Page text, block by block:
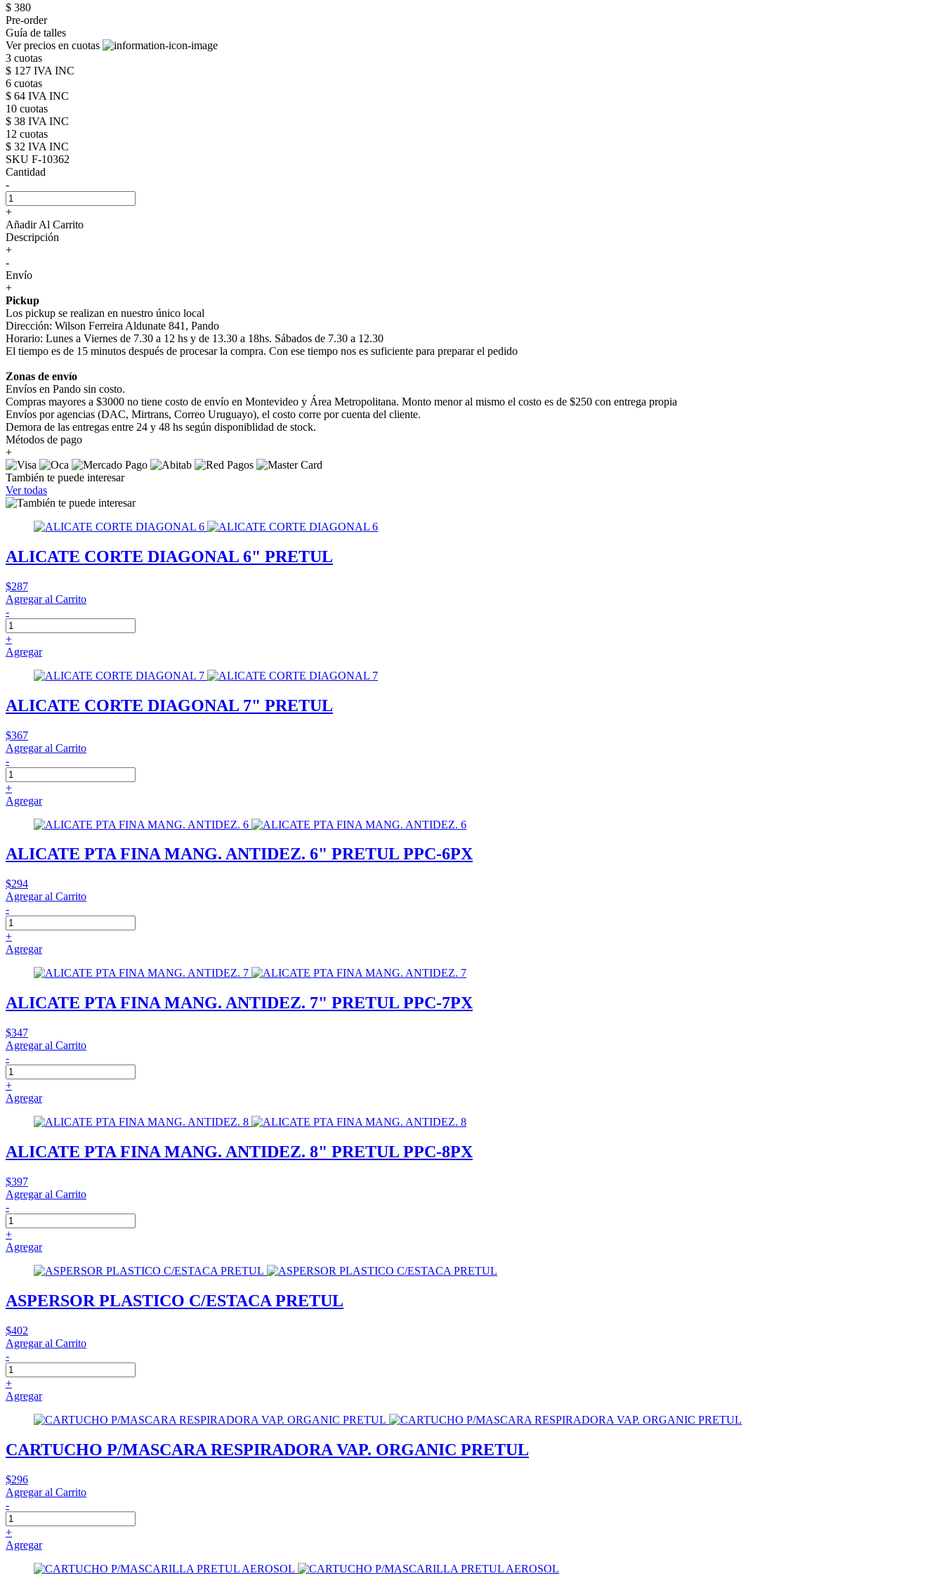
$ 380
Pre-order
Guía de talles
Ver precios en cuotas
3 cuotas
$ 127 IVA INC
6 cuotas
$ 64 IVA INC
10 cuotas
$ 38 IVA INC
12 cuotas
$ 32 IVA INC
SKU F-10362
Cantidad
-
+
Añadir Al Carrito
Descripción
+
-
Envío
+
Pickup
Los pickup se realizan en nuestro único local
Dirección: Wilson Ferreira Aldunate 841, Pando
Horario: Lunes a Viernes de 7.30 a 12 hs y de 13.30 a 18hs. Sábados de 7.30 a 12.30
El tiempo es de 15 minutos después de procesar la compra. Con ese tiempo nos es suficiente para preparar el pedido
Zonas de envío
Envíos en Pando sin costo.
Compras mayores a $3000 no tiene costo de envío en Montevideo y Área Metropolitana. Monto menor al mismo el costo es de $250 con entrega propia
Envíos por agencias (DAC, Mirtrans, Correo Uruguayo), el costo corre por cuenta del cliente.
Demora de las entregas entre 24 y 48 hs según disponiblidad de stock.
Métodos de pago
+
También te puede interesar
Ver todas
ALICATE CORTE DIAGONAL 6" PRETUL
$287
Agregar al Carrito
-
+
Agregar
ALICATE CORTE DIAGONAL 7" PRETUL
$367
Agregar al Carrito
-
+
Agregar
ALICATE PTA FINA MANG. ANTIDEZ. 6" PRETUL PPC-6PX
$294
Agregar al Carrito
-
+
Agregar
ALICATE PTA FINA MANG. ANTIDEZ. 7" PRETUL PPC-7PX
$347
Agregar al Carrito
-
+
Agregar
ALICATE PTA FINA MANG. ANTIDEZ. 8" PRETUL PPC-8PX
$397
Agregar al Carrito
-
+
Agregar
ASPERSOR PLASTICO C/ESTACA PRETUL
$402
Agregar al Carrito
-
+
Agregar
CARTUCHO P/MASCARA RESPIRADORA VAP. ORGANIC PRETUL
$296
Agregar al Carrito
-
+
Agregar